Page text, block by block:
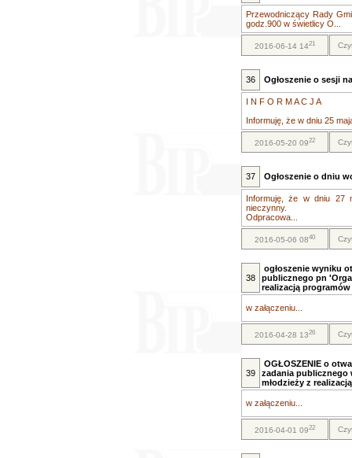
Przewodniczący Rady
godz.900 w świetlicy O...
2016-06-14 1421
36 Ogłoszenie o sesji
I N F O R M A C J A
Informuję, że w dniu 25
2016-05-20 0922
37 Ogłoszenie o dniu
Informuję, że w dniu 27
nieczynny.
Odpracowa...
2016-05-06 0840
38
ogłoszenie wyniku
publicznego pn
realizacją
w załączeniu...
2016-04-28 1326
39
OGŁOSZENIE o
zadania publicznego
młodzieży z
w załączeniu...
2016-04-01 0922